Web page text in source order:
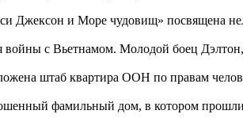
Джексон и Море чудовищ» посвящена
войны с Вьетнамом. Молодой боец
штаб квартира ООН по правам
фамильный дом, в котором прошли